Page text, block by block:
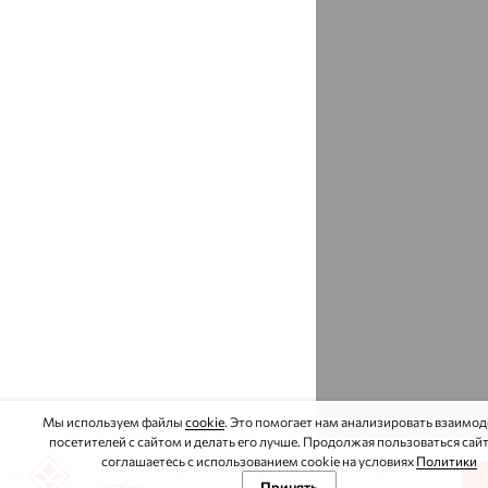
Бавлы доставка
доставка
Мобильное приложение Кристалла - это быстро и
Мы используем файлы cookie. Это помогает нам анализировать
посетителей с сайтом и делать его лучше. Продолжая пользоваться
соглашаетесь с использованием cookie на условиях Политики